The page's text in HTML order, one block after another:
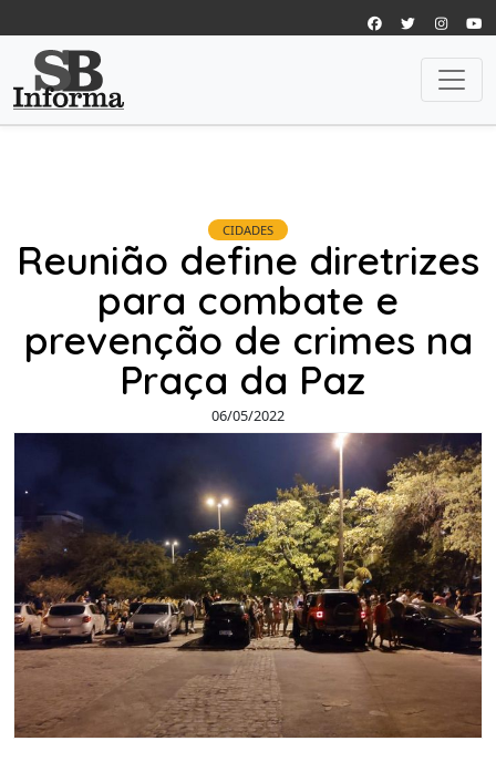
CIDADES
Reunião define diretrizes
para combate e
prevenção de crimes na
Praça da Paz
06/05/2022